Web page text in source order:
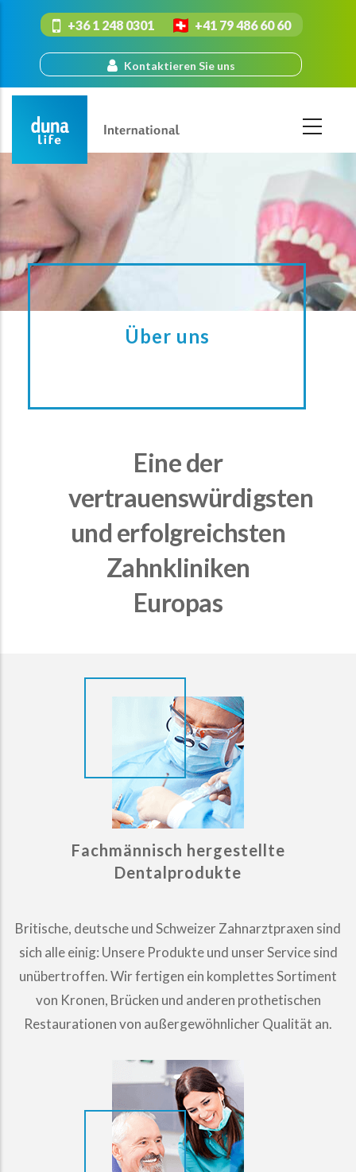
+36 1 248 0301 +41 79 486 60 60
Kontaktieren Sie uns
Über uns
Eine der
vertrauenswürdigsten
und erfolgreichsten
Zahnkliniken
Europas
Fachmännisch hergestellte
Dentalprodukte
Britische, deutsche und Schweizer Zahnarztpraxen sind
sich alle einig: Unsere Produkte und unser Service sind
unübertroffen. Wir fertigen ein komplettes Sortiment
von Kronen, Brücken und anderen prothetischen
Restaurationen von außergewöhnlicher Qualität an.